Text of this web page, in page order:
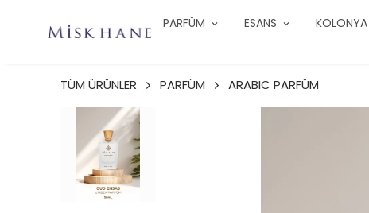
PARFÜM ESANS KOLONYA
TÜM ÜRÜNLER PARFÜM ARABIC PARFÜM